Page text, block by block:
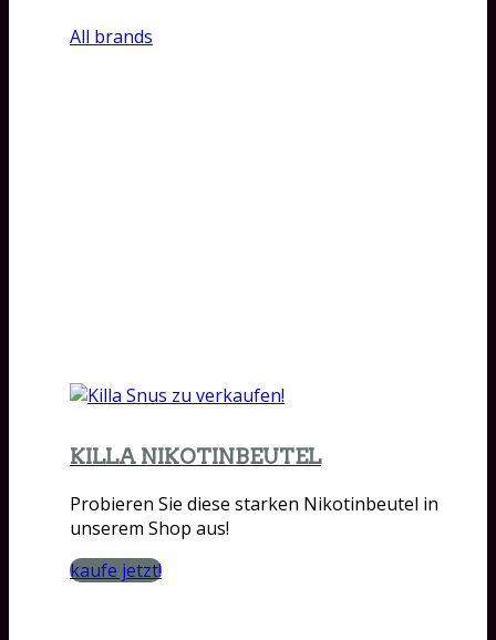
All brands
KILLA NIKOTINBEUTEL
Probieren Sie diese starken Nikotinbeutel in
unserem Shop aus!
kaufe jetzt!